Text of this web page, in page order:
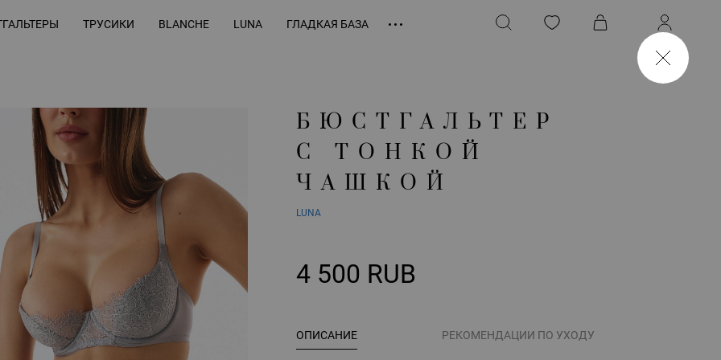
ТРУСИКИ BLANCHE LUNA ГЛАДКАЯ БАЗА
БЮСТГАЛЬТЕР
С ТОНКОЙ
ЧАШКОЙ
LUNA
4 500 RUB
ОПИСАНИЕ РЕКОМЕНДАЦИИ ПО УХОДУ